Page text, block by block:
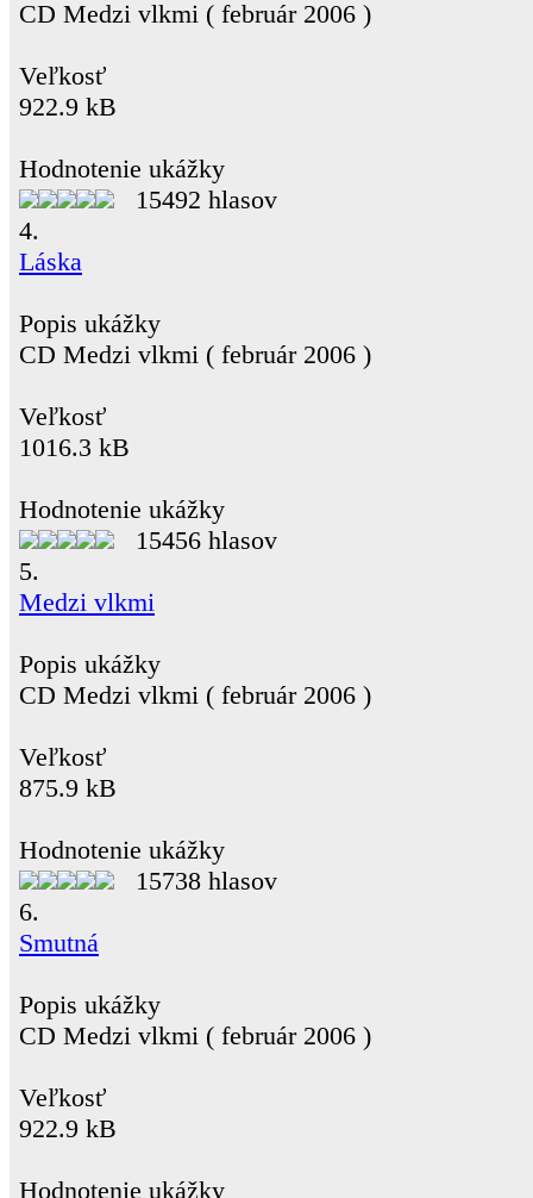
CD Medzi vlkmi ( február 2006 )
Veľkosť
922.9 kB
Hodnotenie ukážky
15492 hlasov
4.
Láska
Popis ukážky
CD Medzi vlkmi ( február 2006 )
Veľkosť
1016.3 kB
Hodnotenie ukážky
15456 hlasov
5.
Medzi vlkmi
Popis ukážky
CD Medzi vlkmi ( február 2006 )
Veľkosť
875.9 kB
Hodnotenie ukážky
15738 hlasov
6.
Smutná
Popis ukážky
CD Medzi vlkmi ( február 2006 )
Veľkosť
922.9 kB
Hodnotenie ukážky